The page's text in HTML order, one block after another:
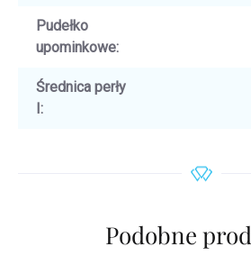
Pudełko
upominkowe:
Średnica perły
I:
Podobne